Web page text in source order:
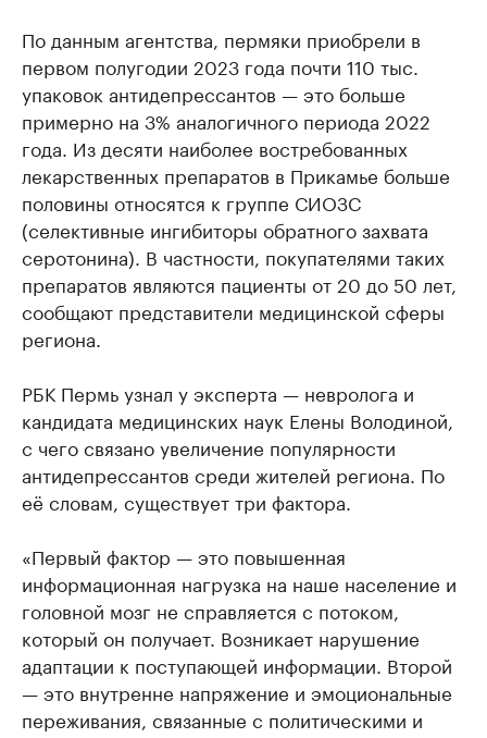
По данным агентства, пермяки приобрели в
первом полугодии 2023 года почти 110 тыс.
упаковок антидепрессантов — это больше
примерно на 3% аналогичного периода 2022
года. Из десяти наиболее востребованных
лекарственных препаратов в Прикамье больше
половины относятся к группе СИОЗС
(селективные ингибиторы обратного захвата
серотонина). В частности, покупателями таких
препаратов являются пациенты от 20 до 50 лет,
сообщают представители медицинской сферы
региона.
РБК Пермь узнал у эксперта — невролога и
кандидата медицинских наук Елены Володиной,
с чего связано увеличение популярности
антидепрессантов среди жителей региона. По
её словам, существует три фактора.
«Первый фактор — это повышенная
информационная нагрузка на наше население и
головной мозг не справляется с потоком,
который он получает. Возникает нарушение
адаптации к поступающей информации. Второй
— это внутренне напряжение и эмоциональные
переживания, связанные с политическими и